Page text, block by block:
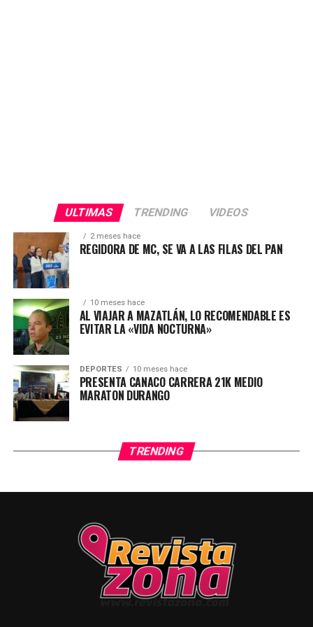
ULTIMAS TRENDING VIDEOS
2 meses hace
REGIDORA DE MC, SE VA A LAS FILAS DEL PAN
10 meses hace
AL VIAJAR A MAZATLÁN, LO RECOMENDABLE ES
EVITAR LA «VIDA NOCTURNA»
DEPORTES 10 meses hace
PRESENTA CANACO CARRERA 21K MEDIO
MARATON DURANGO
TRENDING